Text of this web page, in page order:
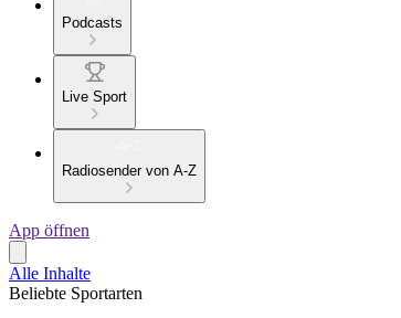
Podcasts
Live Sport
Radiosender von A-Z
App öffnen
Alle Inhalte
Beliebte Sportarten